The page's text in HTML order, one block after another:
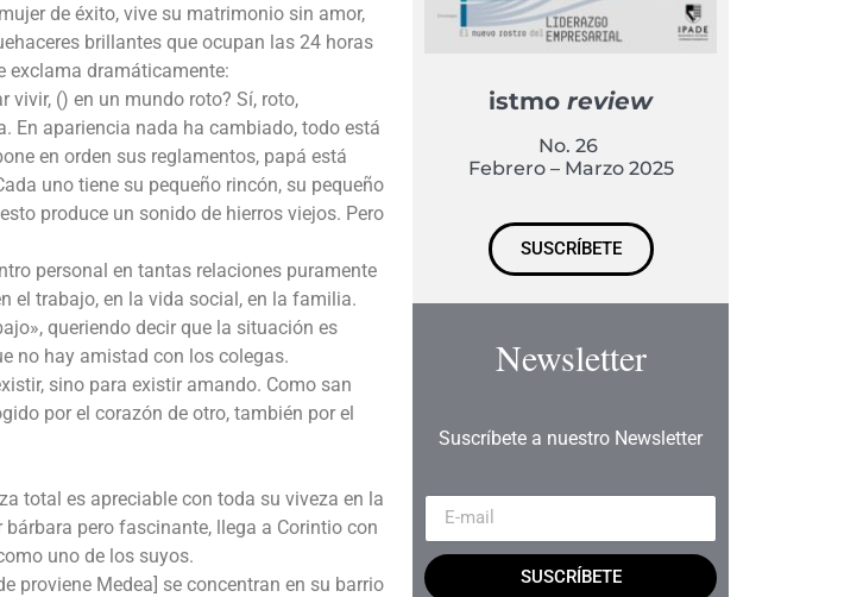
de éxito, vive su matrimonio sin amor,
brillantes que ocupan las 24 horas
exclama dramáticamente:
vivir, () en un mundo roto? Sí, roto,
En apariencia nada ha cambiado, todo está
en orden sus reglamentos, papá está
uno tiene su pequeño rincón, su pequeño
produce un sonido de hierros viejos. Pero
personal en tantas relaciones puramente
el trabajo, en la vida social, en la familia.
queriendo decir que la situación es
no hay amistad con los colegas.
sino para existir amando. Como san
por el corazón de otro, también por el
total es apreciable con toda su viveza en la
pero fascinante, llega a Corintio con
uno de los suyos.
proviene Medea] se concentran en su barrio
istmoreview
No. 26
Febrero – Marzo 2025
SUSCRÍBETE
Newsletter
Suscríbete a nuestro Newsletter
SUSCRÍBETE